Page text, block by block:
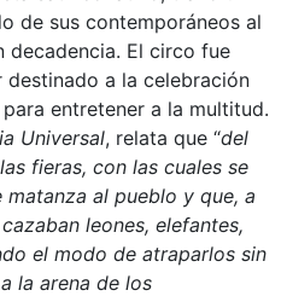
de sus contemporáneos al
decadencia. El circo fue
a la celebración
entretener a la multitud.
Universal, relata que “del
fieras, con las cuales se
al pueblo y que, a
leones, elefantes,
el modo de atraparlos sin
la arena de los